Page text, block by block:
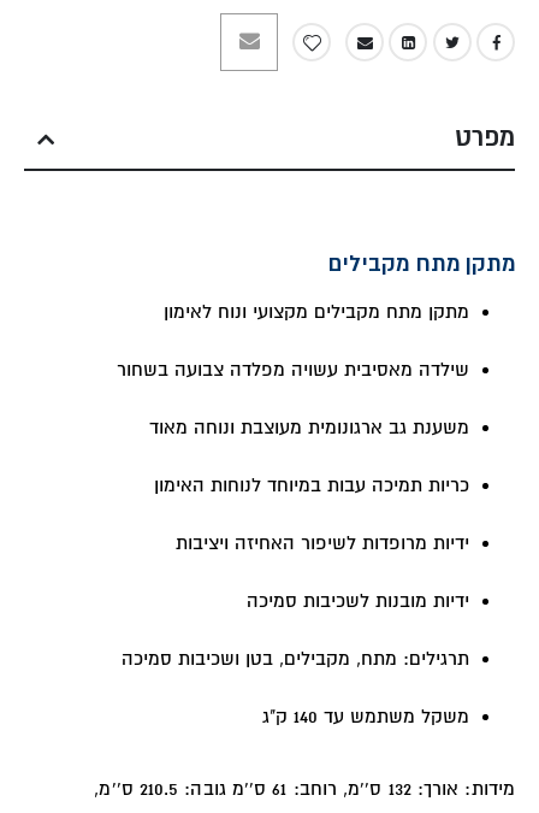
מפרט
מתקן מתח מקבילים
מתקן מתח מקבילים מקצועי ונוח לאימון
שילדה מאסיבית עשויה מפלדה צבועה בשחור
משענת גב ארגונומית מעוצבת ונוחה מאוד
כריות תמיכה עבות במיוחד לנוחות האימון
ידיות מרופדות לשיפור האחיזה ויציבות
ידיות מובנות לשכיבות סמיכה
תרגילים: מתח, מקבילים, בטן ושכיבות סמיכה
משקל משתמש עד 140 ק"ג
מידות: אורך: 132 ס''מ, רוחב: 61 ס''מ גובה: 210.5 ס''מ,